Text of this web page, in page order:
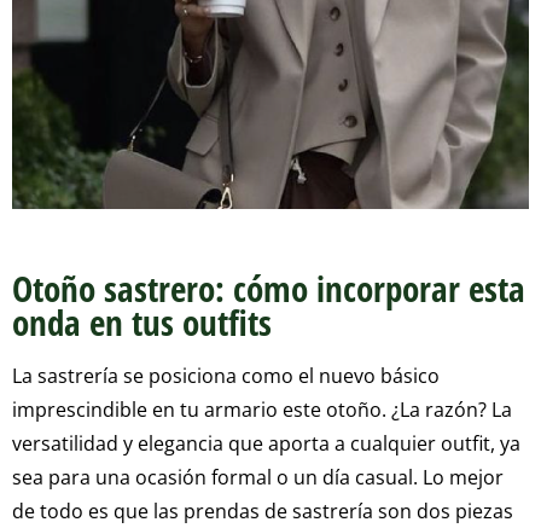
Otoño sastrero: cómo incorporar esta
onda en tus outfits
La sastrería se posiciona como el nuevo básico
imprescindible en tu armario este otoño. ¿La razón? La
versatilidad y elegancia que aporta a cualquier outfit, ya
sea para una ocasión formal o un día casual. Lo mejor
de todo es que las prendas de sastrería son dos piezas